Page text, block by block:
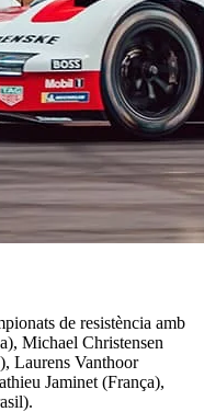
de resistència amb
Michael Christensen
Laurens Vanthoor
Jaminet (França),